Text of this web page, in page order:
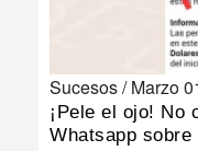
Sucesos /Marzo
¡Pele el ojo! No
Whatsapp sobre